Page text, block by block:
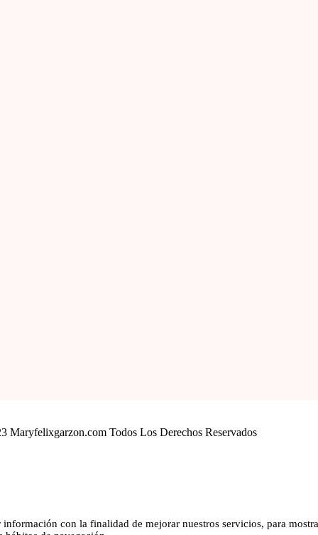
Maryfelixgarzon.com Todos Los Derechos Reservados
con la finalidad de mejorar nuestros servicios, para